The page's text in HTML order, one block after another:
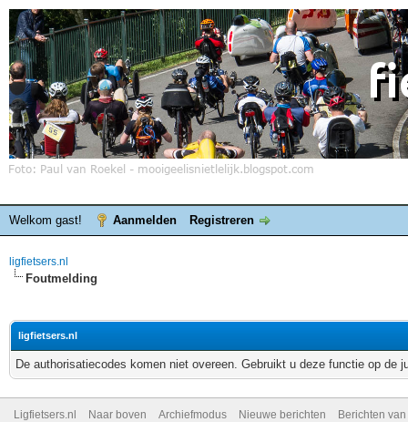
Welkom gast! Aanmelden Registreren
ligfietsers.nl
Foutmelding
ligfietsers.nl
De authorisatiecodes komen niet overeen. Gebruikt u deze functie op de
Ligfietsers.nl Naar boven Archiefmodus Nieuwe berichten Berichten